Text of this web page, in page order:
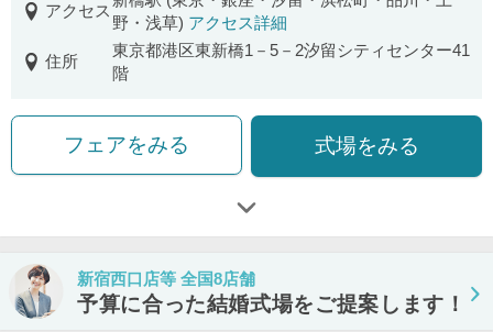
アクセス
野・浅草) アクセス詳細
住所
東京都港区東新橋1－5－2汐留シティセンター41
階
フェアをみる 式場をみる
新宿西口店等 全国8店舗
予算に合った結婚式場をご提案します！